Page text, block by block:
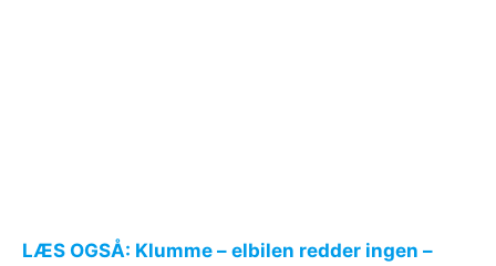
LÆS OGSÅ: Klumme – elbilen redder ingen –